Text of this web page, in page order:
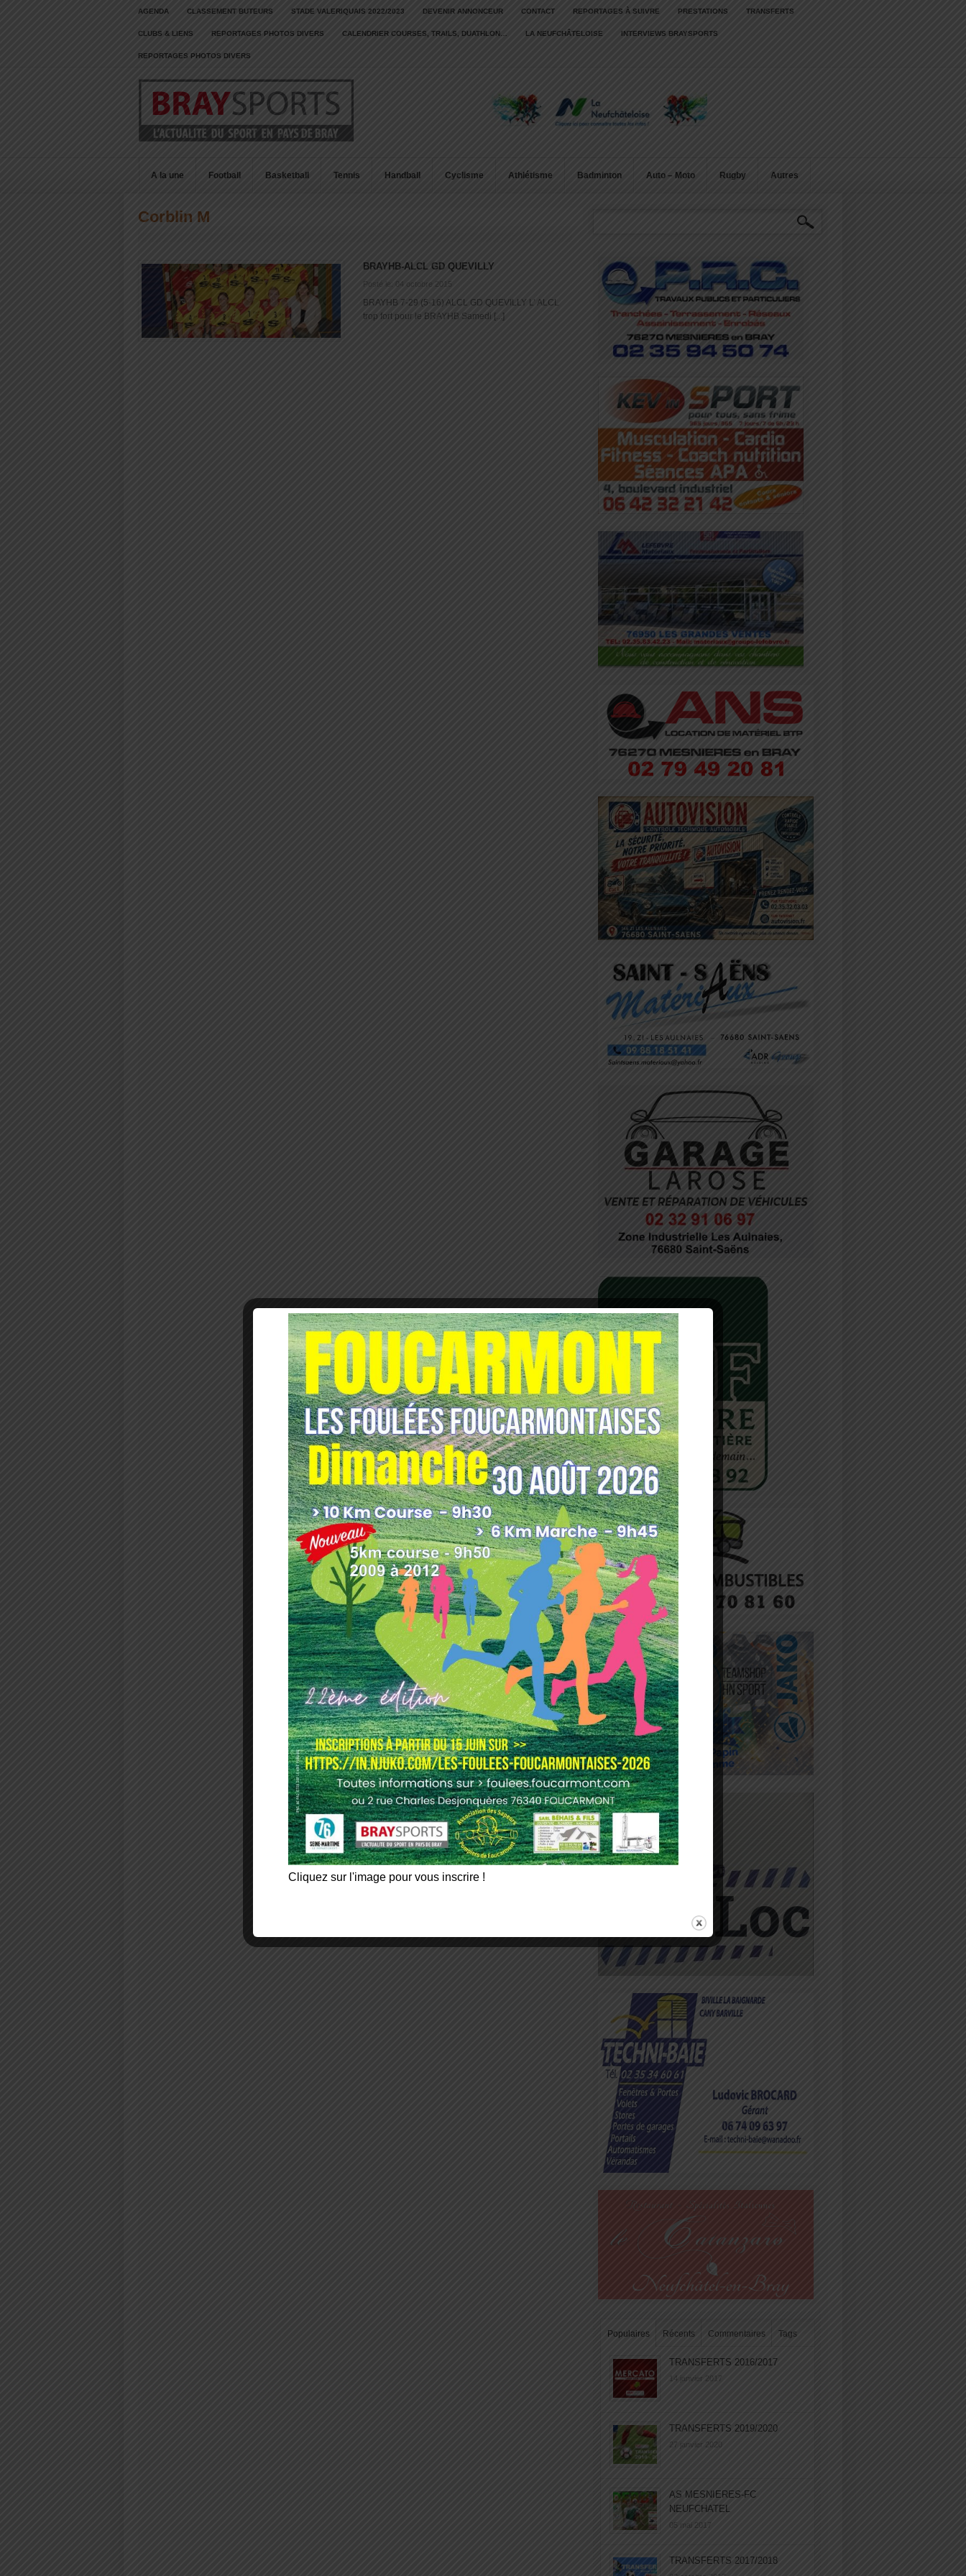
AGENDA CLASSEMENT BUTEURS STADE VALERIQUAIS 2022/2023 DEVENIR ANNONCEUR CONTACT REPORTAGES À SUIVRE PRESTATIONS TRANSFERTS
CLUBS & LIENS REPORTAGES PHOTOS DIVERS CALENDRIER COURSES, TRAILS, DUATHLON… LA NEUFCHÂTELOISE INTERVIEWS BRAYSPORTS
REPORTAGES PHOTOS DIVERS
A la une Football Basketball Tennis Handball Cyclisme Athlétisme Badminton Auto – Moto Rugby Autres
Corblin M
BRAYHB-ALCL GD QUEVILLY
Posté le: 04 octobre 2015
BRAYHB 7-29 (5-16) ALCL GD QUEVILLY L’ ALCL
trop fort pour le BRAYHB Samedi [...]
Populaires Récents Commentaires Tags
TRANSFERTS 2016/2017
14 janvier 2017
TRANSFERTS 2019/2020
27 janvier 2020
AS MESNIERES-FC
NEUFCHATEL
05 mai 2017
TRANSFERTS 2017/2018
Cliquez sur l'image pour vous inscrire !